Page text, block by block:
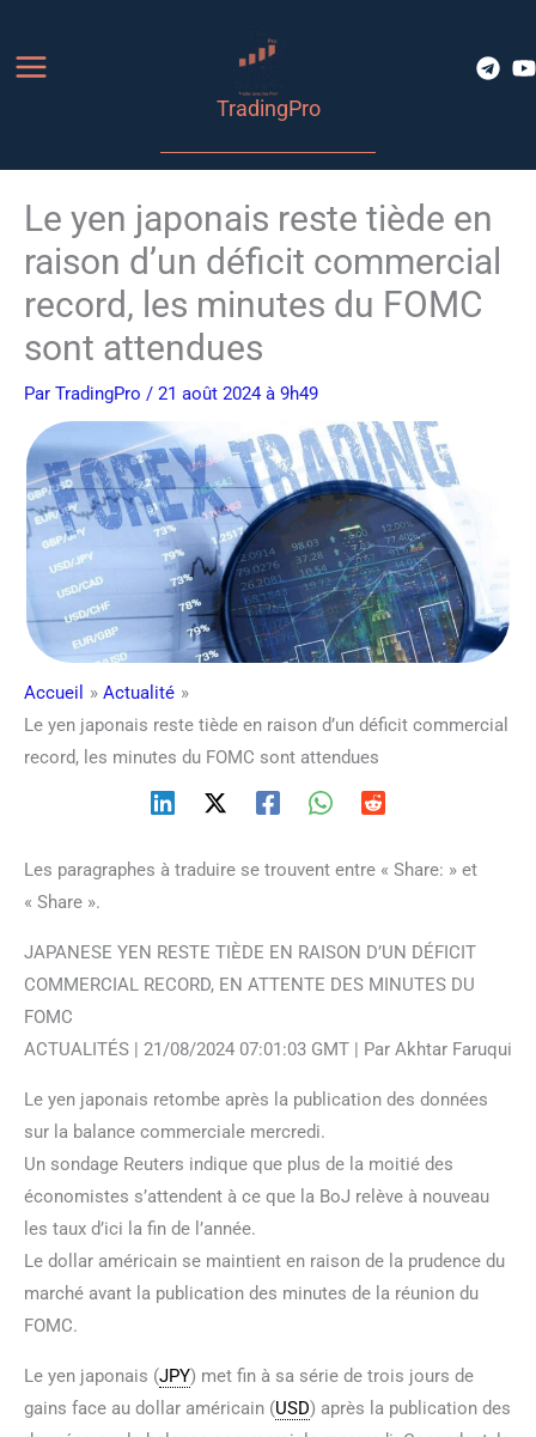
contenu
TradingPro
Le yen japonais reste tiède en
raison d’un déficit commercial
record, les minutes du FOMC
sont attendues
Par TradingPro / 21 août 2024 à 9h49
Accueil
Actualité
Le yen japonais reste tiède en raison d’un déficit commercial
record, les minutes du FOMC sont attendues
Les paragraphes à traduire se trouvent entre « Share: » et
« Share ».
JAPANESE YEN RESTE TIÈDE EN RAISON D’UN DÉFICIT
COMMERCIAL RECORD, EN ATTENTE DES MINUTES DU
FOMC
ACTUALITÉS | 21/08/2024 07:01:03 GMT | Par Akhtar Faruqui
Le yen japonais retombe après la publication des données
sur la balance commerciale mercredi.
Un sondage Reuters indique que plus de la moitié des
économistes s’attendent à ce que la BoJ relève à nouveau
les taux d’ici la fin de l’année.
Le dollar américain se maintient en raison de la prudence du
marché avant la publication des minutes de la réunion du
FOMC.
Le yen japonais (JPY) met fin à sa série de trois jours de
gains face au dollar américain (USD) après la publication des